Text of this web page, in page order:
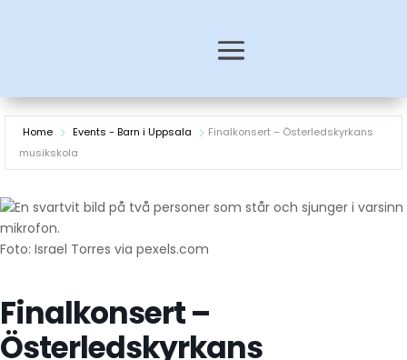
Home Events - Barn i Uppsala
Finalkonsert – Österledskyrkans
musikskola
Foto: Israel Torres via pexels.com
Finalkonsert –
Österledskyrkans